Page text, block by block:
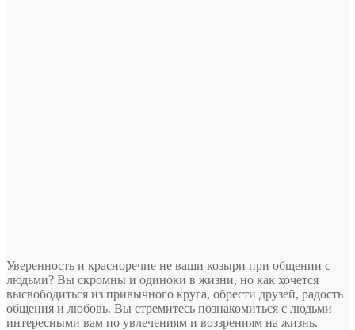
Уверенность и красноречие не ваши козыри при общении с
людьми? Вы скромны и одиноки в жизни, но как хочется
высвободиться из привычного круга, обрести друзей, радость
общения и любовь. Вы стремитесь познакомиться с людьми
интересными вам по увлечениям и воззрениям на жизнь.